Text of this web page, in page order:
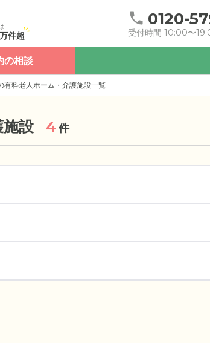
件超
0120-
受付時間 10:00〜
の相談
有料老人ホーム・介護施設一覧
設 4件